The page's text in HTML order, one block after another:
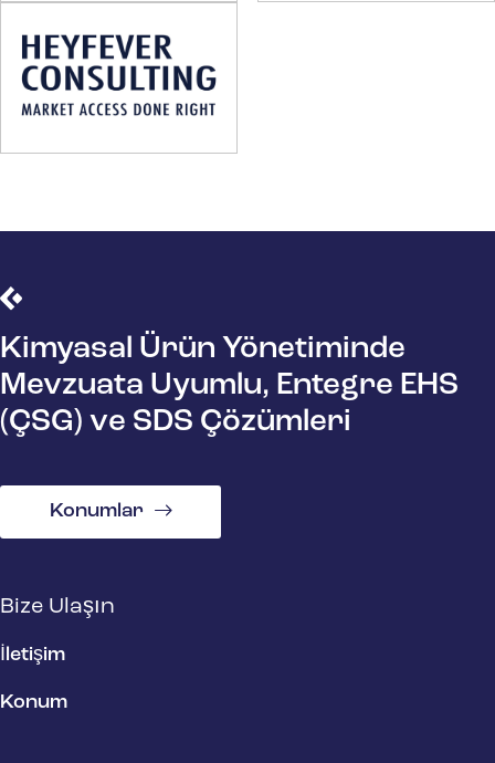
Kimyasal Ürün Yönetiminde
Mevzuata Uyumlu, Entegre EHS
(ÇSG) ve SDS Çözümleri
Konumlar
Bize Ulaşın
İletişim
Konum